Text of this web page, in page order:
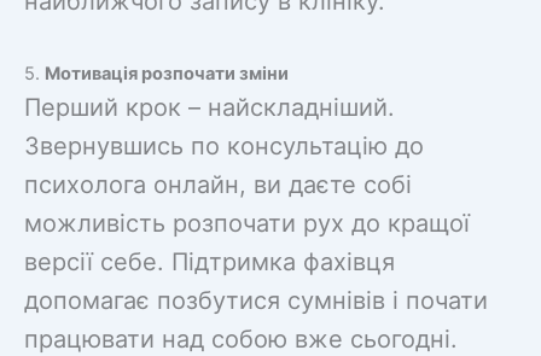
5. Мотивація розпочати зміни
Перший крок – найскладніший.
Звернувшись по консультацію до
психолога онлайн, ви даєте собі
можливість розпочати рух до кращої
версії себе. Підтримка фахівця
допомагає позбутися сумнівів і почати
працювати над собою вже сьогодні.